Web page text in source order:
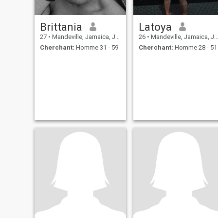
Brittania
27 • Mandeville, Jamaica, Jamaique
Cherchant: Homme 31 - 59
Latoya
26 • Mandeville, Jamaica, Jamaique
Cherchant: Homme 28 - 51